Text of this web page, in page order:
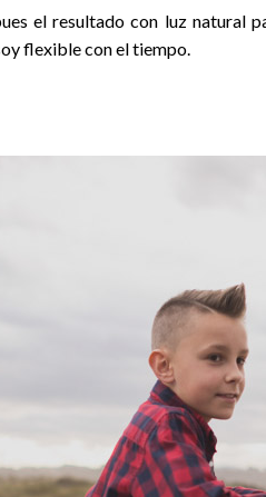
el resultado con luz natural
flexible con el tiempo.